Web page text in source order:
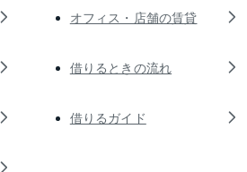
オフィス・店舗の賃貸
借りるときの流れ
借りるガイド